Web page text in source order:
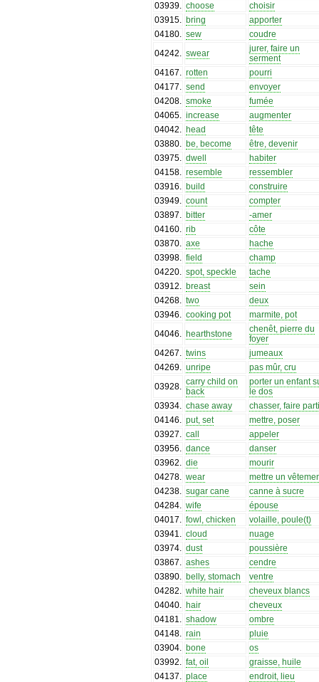
03939
choose
choisir
03915
bring
apporter
04180
sew
coudre
04242
swear
jurer, faire un
serment
04167
rotten
pourri
04177
send
envoyer
04208
smoke
fumée
04065
increase
augmenter
04042
head
tête
03880
be, become
être, devenir
03975
dwell
habiter
04158
resemble
ressembler
03916
build
construire
03949
count
compter
03897
bitter
-amer
04160
rib
côte
03870
axe
hache
03998
field
champ
04220
spot, speckle
tache
03912
breast
sein
04268
two
deux
03946
cooking pot
marmite, pot
04046
hearthstone
chenêt, pierre du
foyer
04267
twins
jumeaux
04269
unripe
pas mûr, cru
03928
carry child on
back
porter un enfant
le dos
03934
chase away
chasser, faire
04146
put, set
mettre, poser
03927
call
appeler
03956
dance
danser
03962
die
mourir
04278
wear
mettre un
04238
sugar cane
canne à sucre
04284
wife
épouse
04017
fowl, chicken
volaille, poule(t)
03941
cloud
nuage
03974
dust
poussière
03867
ashes
cendre
03890
belly, stomach
ventre
04282
white hair
cheveux blancs
04040
hair
cheveux
04181
shadow
ombre
04148
rain
pluie
03904
bone
os
03992
fat, oil
graisse, huile
04137
place
endroit, lieu